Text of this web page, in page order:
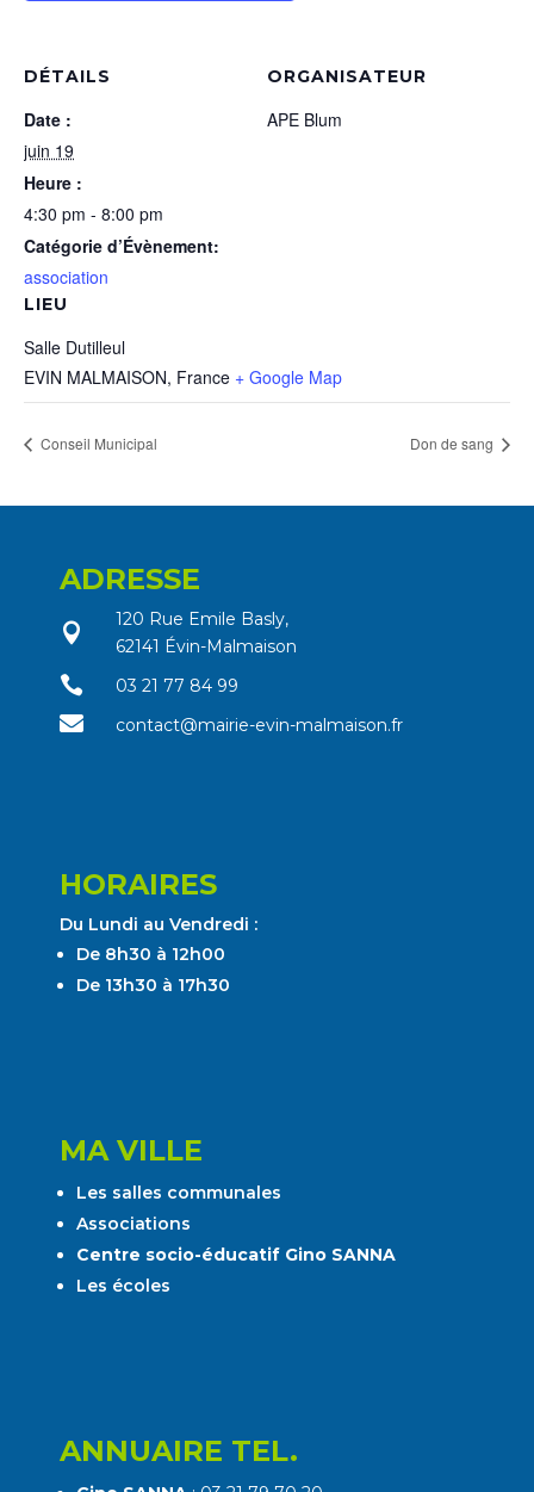
DÉTAILS
Date :
juin 19
Heure :
4:30 pm - 8:00 pm
Catégorie d’Évènement:
association
LIEU
Salle Dutilleul
EVIN MALMAISON, France + Google Map
ORGANISATEUR
APE Blum
Conseil Municipal Don de sang
ADRESSE

120 Rue Emile Basly,
62141 Évin-Malmaison
 03 21 77 84 99
 contact@mairie-evin-malmaison.fr
HORAIRES
Du Lundi au Vendredi :
De 8h30 à 12h00
De 13h30 à 17h30
MA VILLE
Les salles communales
Associations
Centre socio-éducatif Gino SANNA
Les écoles
ANNUAIRE TEL.